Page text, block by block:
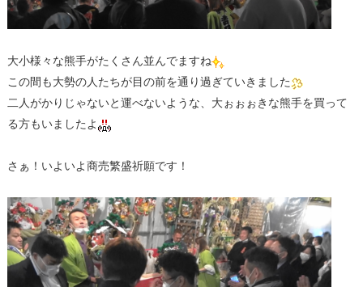
大小様々な熊手がたくさん並んでますね
この間も大勢の人たちが目の前を通り過ぎていきました
二人がかりじゃないと運べないような、大ぉぉぉきな熊手を買って
る方もいましたよ
さぁ！いよいよ商売繁盛祈願です！